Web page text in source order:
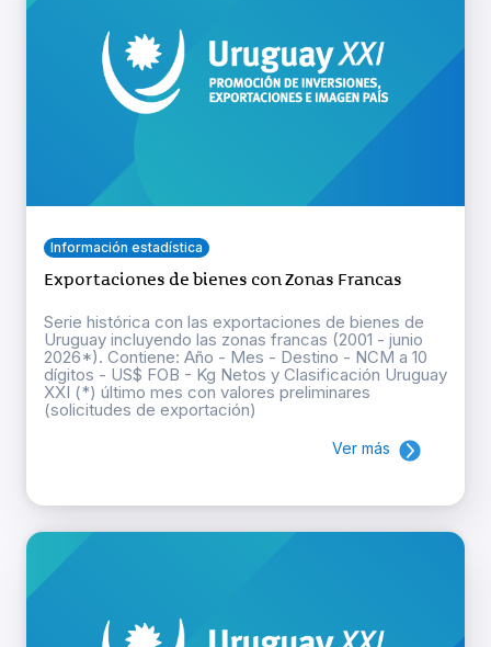
Información estadística
Exportaciones de bienes con Zonas Francas
Serie histórica con las exportaciones de bienes de
Uruguay incluyendo las zonas francas (2001 - junio
2026*). Contiene: Año - Mes - Destino - NCM a 10
dígitos - US$ FOB - Kg Netos y Clasificación Uruguay
XXI (*) último mes con valores preliminares
(solicitudes de exportación)
Ver más